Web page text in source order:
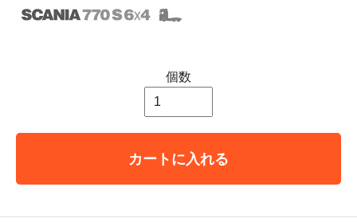
個数
カートに入れる